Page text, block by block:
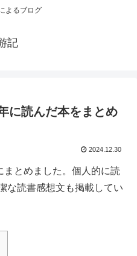
よるブログ
記
に読んだ本をまとめ
2024.12.30
とめました。個人的に読
な読書感想文も掲載してい